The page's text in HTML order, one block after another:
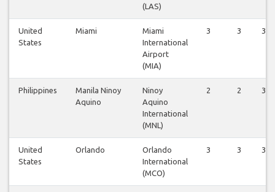
(LAS)
United
States
Miami
Miami
International
Airport
(MIA)
3 3 3
Philippines
Manila Ninoy
Aquino
Ninoy
Aquino
International
(MNL)
2 2 3
United
States
Orlando
Orlando
International
(MCO)
3 3 3